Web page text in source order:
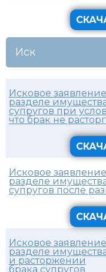
Иск
Исковое
разделе
супругов при
что брак не
Исковое
разделе
супругов после
Исковое
разделе
и расторжении
брака супругов